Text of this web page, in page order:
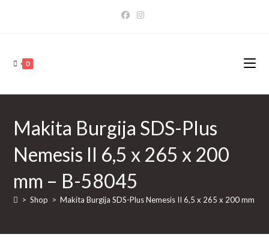
0
Makita Burgija SDS-Plus
Nemesis II 6,5 x 265 x 200
mm – B-58045
> Shop > Makita Burgija SDS-Plus Nemesis II 6,5 x 265 x 200 mm –